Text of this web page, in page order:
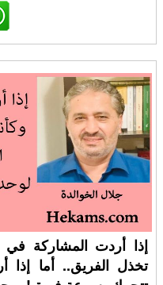
إذا أردت المشاركة في
تخذل الفريق.. أما